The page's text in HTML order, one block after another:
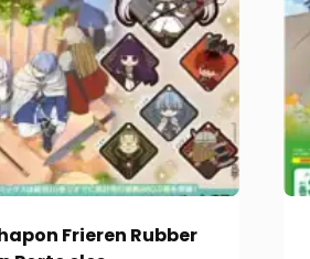
Frieren Rubber